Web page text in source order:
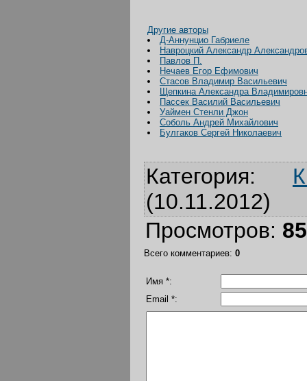
Другие авторы
Д-Аннунцио Габриеле
Навроцкий Александр
Павлов П.
Нечаев Егор Ефимович
Стасов Владимир Васильевич
Щепкина Александра
Пассек Василий Васильевич
Уаймен Стенли Джон
Соболь Андрей Михайлович
Булгаков Сергей Николаевич
Категория:
(10.11.2012)
Просмотров:
Всего комментариев: 0
Имя *:
Email *: